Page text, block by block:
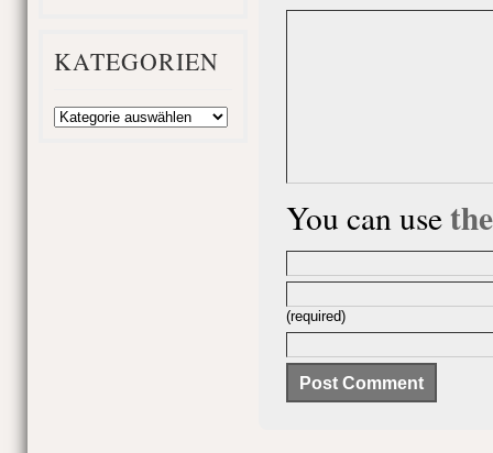
KATEGORIEN
Kategorien
You can use
(required)